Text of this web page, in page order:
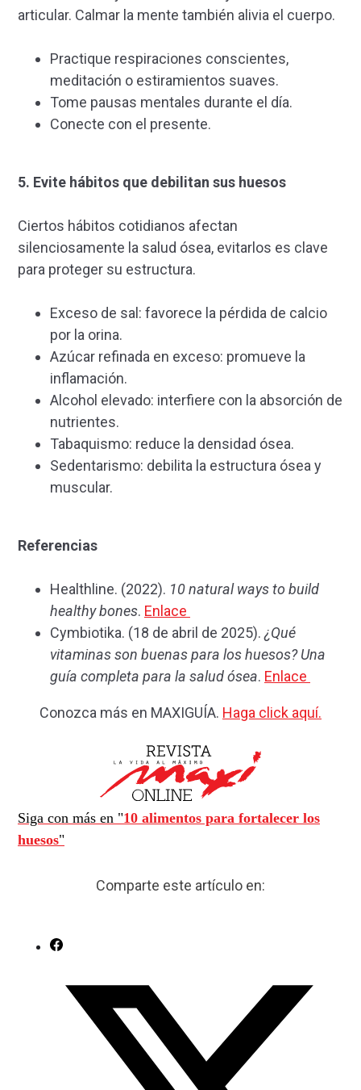
articular. Calmar la mente también alivia el cuerpo.
Practique respiraciones conscientes,
meditación o estiramientos suaves.
Tome pausas mentales durante el día.
Conecte con el presente.
5. Evite hábitos que debilitan sus huesos
Ciertos hábitos cotidianos afectan
silenciosamente la salud ósea, evitarlos es clave
para proteger su estructura.
Exceso de sal: favorece la pérdida de calcio
por la orina.
Azúcar refinada en exceso: promueve la
inflamación.
Alcohol elevado: interfiere con la absorción de
nutrientes.
Tabaquismo: reduce la densidad ósea.
Sedentarismo: debilita la estructura ósea y
muscular.
Referencias
Healthline. (2022). 10 natural ways to build
healthy bones. Enlace
Cymbiotika. (18 de abril de 2025).¿Qué
vitaminas son buenas para los huesos? Una
guía completa para la salud ósea. Enlace
Conozca más en MAXIGUÍA. Haga click aquí.
Siga con más en "10 alimentos para fortalecer los
huesos"
Comparte este artículo en: